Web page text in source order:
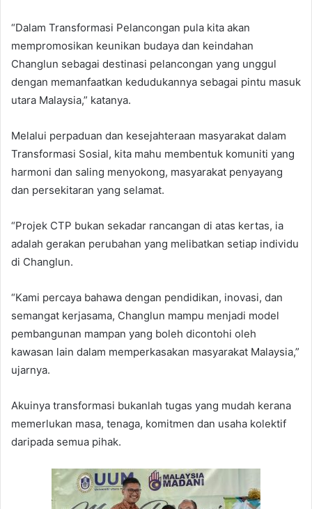
“Dalam Transformasi Pelancongan pula kita akan
mempromosikan keunikan budaya dan keindahan
Changlun sebagai destinasi pelancongan yang unggul
dengan memanfaatkan kedudukannya sebagai pintu masuk
utara Malaysia,” katanya.
Melalui perpaduan dan kesejahteraan masyarakat dalam
Transformasi Sosial, kita mahu membentuk komuniti yang
harmoni dan saling menyokong, masyarakat penyayang
dan persekitaran yang selamat.
“Projek CTP bukan sekadar rancangan di atas kertas, ia
adalah gerakan perubahan yang melibatkan setiap individu
di Changlun.
“Kami percaya bahawa dengan pendidikan, inovasi, dan
semangat kerjasama, Changlun mampu menjadi model
pembangunan mampan yang boleh dicontohi oleh
kawasan lain dalam memperkasakan masyarakat Malaysia,”
ujarnya.
Akuinya transformasi bukanlah tugas yang mudah kerana
memerlukan masa, tenaga, komitmen dan usaha kolektif
daripada semua pihak.